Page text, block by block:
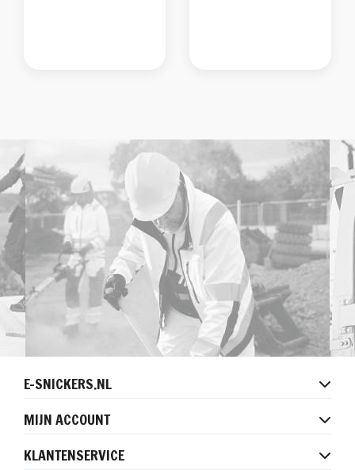
E-SNICKERS.NL
MIJN ACCOUNT
KLANTENSERVICE